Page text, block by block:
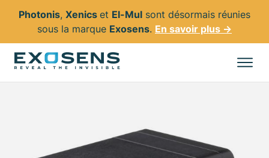
Aller
Photonis, Xenics et El-Mul sont désormais réunies
sous la marque Exosens. En savoir plus →
Tous les produits